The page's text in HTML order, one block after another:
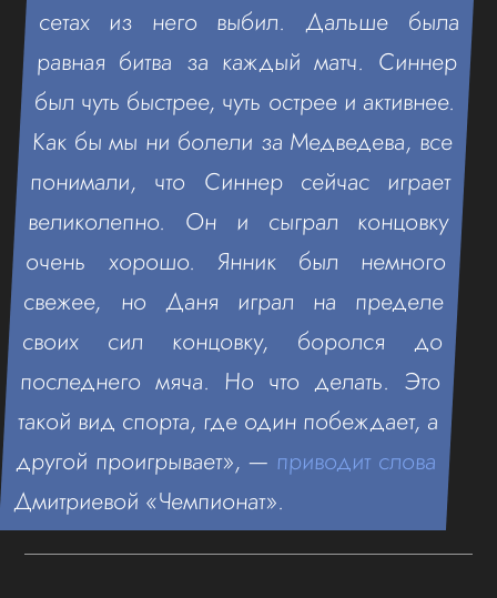
сетах из него выбил. Дальше была
равная битва за каждый матч. Синнер
был чуть быстрее, чуть острее и активнее.
Как бы мы ни болели за Медведева, все
понимали, что Синнер сейчас играет
великолепно. Он и сыграл концовку
очень хорошо. Янник был немного
свежее, но Даня играл на пределе
своих сил концовку, боролся до
последнего мяча. Но что делать. Это
такой вид спорта, где один побеждает, а
другой проигрывает», —приводит слова
Дмитриевой «Чемпионат».